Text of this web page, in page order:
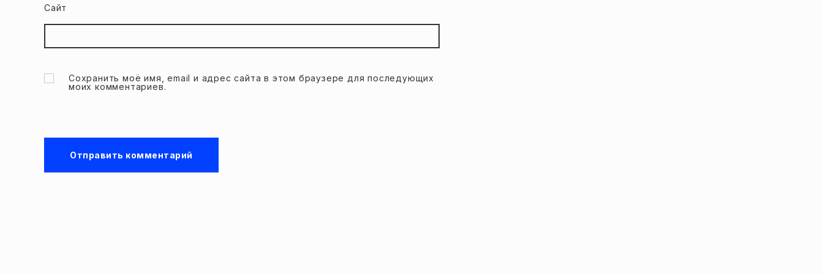
Сайт
Сохранить моё имя, email и адрес сайта в этом браузере для последующих
моих комментариев.